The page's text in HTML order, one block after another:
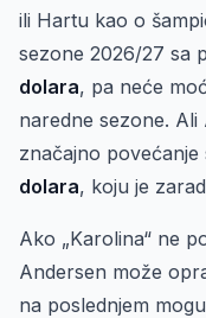
ili Hartu kao o
sezone 2026/27 sa
dolara, pa neće
naredne sezone.
značajno povećanje
dolara, koju je
Ako „Karolina“ ne
Andersen može
na poslednjem